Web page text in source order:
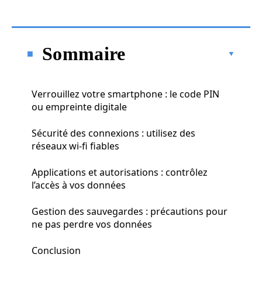
Sommaire
Verrouillez votre smartphone : le code PIN
ou empreinte digitale
Sécurité des connexions : utilisez des
réseaux wi-fi fiables
Applications et autorisations : contrôlez
l’accès à vos données
Gestion des sauvegardes : précautions pour
ne pas perdre vos données
Conclusion